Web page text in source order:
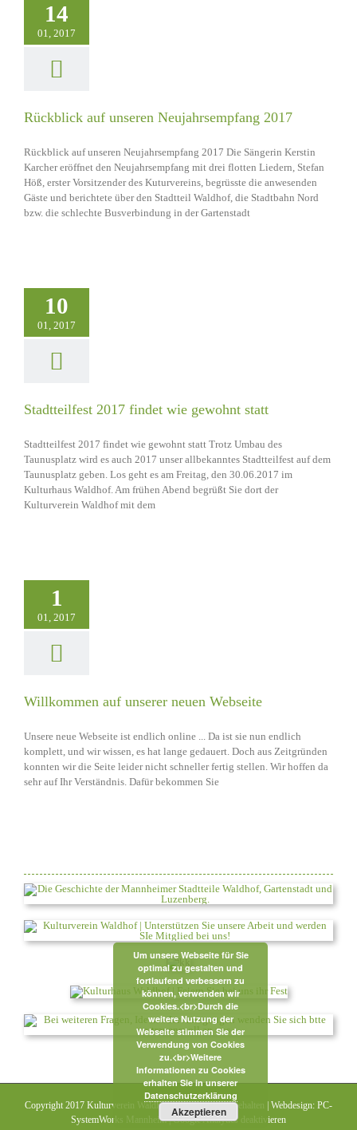
14
01, 2017
Rückblick auf unseren Neujahrsempfang 2017
Rückblick auf unseren Neujahrsempfang 2017 Die Sängerin Kerstin
Karcher eröffnet den Neujahrsempfang mit drei flotten Liedern, Stefan
Höß, erster Vorsitzender des Kuturvereins, begrüsste die anwesenden
Gäste und berichtete über den Stadtteil Waldhof, die Stadtbahn Nord
bzw. die schlechte Busverbindung in der Gartenstadt
10
01, 2017
Stadtteilfest 2017 findet wie gewohnt statt
Stadtteilfest 2017 findet wie gewohnt statt Trotz Umbau des
Taunusplatz wird es auch 2017 unser allbekanntes Stadtteilfest auf dem
Taunusplatz geben. Los geht es am Freitag, den 30.06.2017 im
Kulturhaus Waldhof. Am frühen Abend begrüßt Sie dort der
Kulturverein Waldhof mit dem
1
01, 2017
Willkommen auf unserer neuen Webseite
Unsere neue Webseite ist endlich online ... Da ist sie nun endlich
komplett, und wir wissen, es hat lange gedauert. Doch aus Zeitgründen
konnten wir die Seite leider nicht schneller fertig stellen. Wir hoffen da
sehr auf Ihr Verständnis. Dafür bekommen Sie
Copyright 2017 Kulturverein Waldhof | Alle Rechte vorbehalten | Webdesign: PC-
SystemWorks Mannheim|Google Analytics deaktivieren
Um unsere Webseite für Sie
optimal zu gestalten und
fortlaufend verbessern zu
können, verwenden wir
Cookies.<br>Durch die
weitere Nutzung der
Webseite stimmen Sie der
Verwendung von Cookies
zu.<br>Weitere
Informationen zu Cookies
erhalten Sie in unserer
Datenschutzerklärung
Akzeptieren